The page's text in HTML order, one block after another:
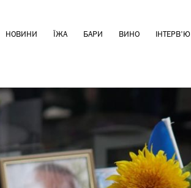
НОВИНИ ЇЖА БАРИ ВИНО ІНТЕРВ'Ю